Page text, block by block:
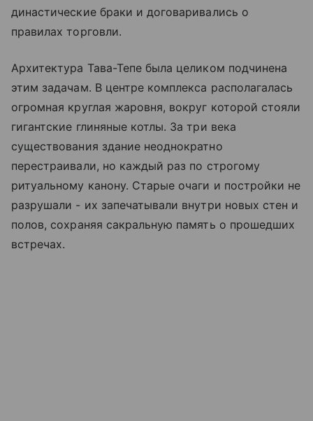
династические браки и договаривались о
правилах торговли.
Архитектура Тава-Тепе была целиком подчинена
этим задачам. В центре комплекса располагалась
огромная круглая жаровня, вокруг которой стояли
гигантские глиняные котлы. За три века
существования здание неоднократно
перестраивали, но каждый раз по строгому
ритуальному канону. Старые очаги и постройки не
разрушали - их запечатывали внутри новых стен и
полов, сохраняя сакральную память о прошедших
встречах.